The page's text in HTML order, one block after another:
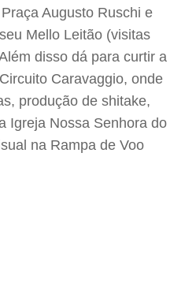
Augusto Ruschi e
Mello Leitão (visitas
disso dá para curtir a
Caravaggio, onde
produção de shitake,
Igreja Nossa Senhora do
na Rampa de Voo